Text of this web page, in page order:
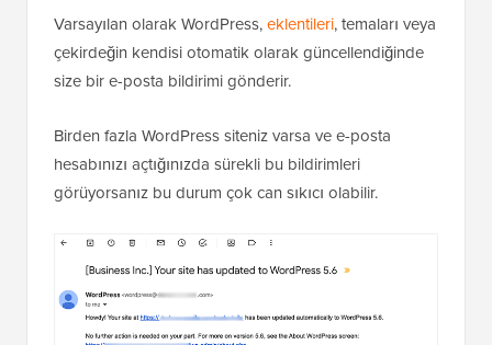
Varsayılan olarak WordPress,eklentileri, temaları veya
çekirdeğin kendisi otomatik olarak güncellendiğinde
size bir e-posta bildirimi gönderir.
Birden fazla WordPress siteniz varsa ve e-posta
hesabınızı açtığınızda sürekli bu bildirimleri
görüyorsanız bu durum çok can sıkıcı olabilir.